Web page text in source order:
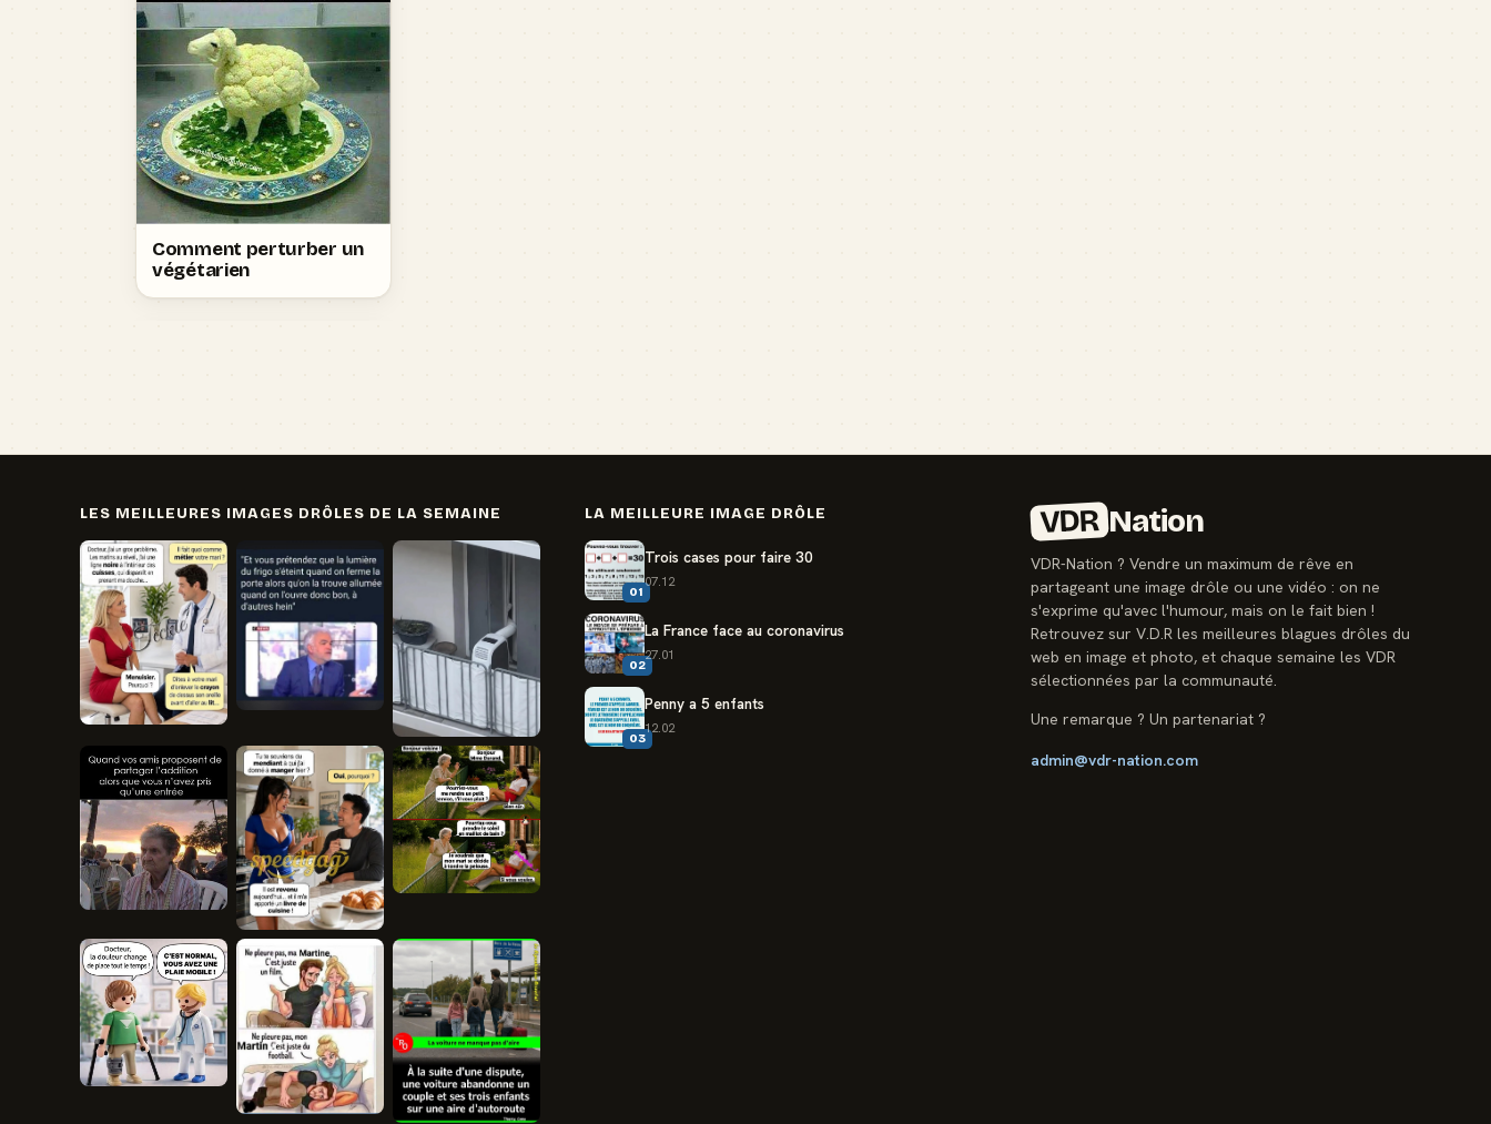
Comment perturber un
végétarien
LES MEILLEURES IMAGES DRÔLES DE LA SEMAINE LA MEILLEURE IMAGE DRÔLE
01
Trois cases pour faire 30
07.12
02
La France face au coronavirus
27.01
03
Penny a 5 enfants
12.02
VDR Nation
VDR-Nation ? Vendre un maximum de rêve en
partageant une image drôle ou une vidéo : on ne
s'exprime qu'avec l'humour, mais on le fait bien !
Retrouvez sur V.D.R les meilleures blagues drôles du
web en image et photo, et chaque semaine les VDR
sélectionnées par la communauté.
Une remarque ? Un partenariat ?
admin@vdr-nation.com